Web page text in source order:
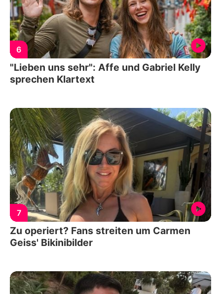
6
"Lieben uns sehr": Affe und Gabriel Kelly
sprechen Klartext
7
Zu operiert? Fans streiten um Carmen
Geiss' Bikinibilder